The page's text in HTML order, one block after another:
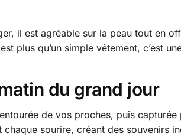
il est agréable sur la peau tout en
plus qu’un simple vêtement, c’est
du grand jour
de vos proches, puis capturée
sourire, créant des souvenirs